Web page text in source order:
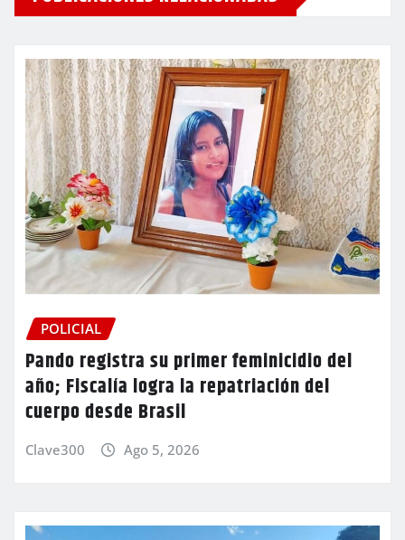
POLICIAL
Pando registra su primer feminicidio del
año; Fiscalía logra la repatriación del
cuerpo desde Brasil
Clave300 Ago 5, 2026